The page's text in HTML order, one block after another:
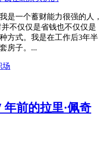
是一个蓄财能力很强的人，
不仅仅是省钱也不仅仅是
方式。我是在工作后3年半
房子。...
场
前的拉里·佩奇